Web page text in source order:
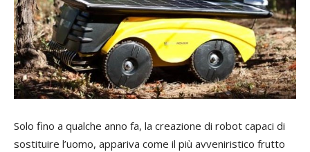
Solo fino a qualche anno fa, la creazione di robot capaci di
sostituire l’uomo, appariva come il più avveniristico frutto